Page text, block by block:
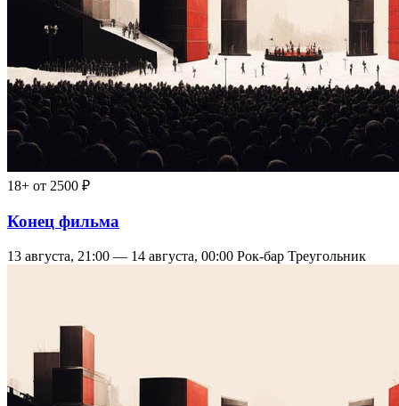
18+ от 2500 ₽
Конец фильма
13 августа, 21:00 — 14 августа, 00:00 Рок-бар Треугольник